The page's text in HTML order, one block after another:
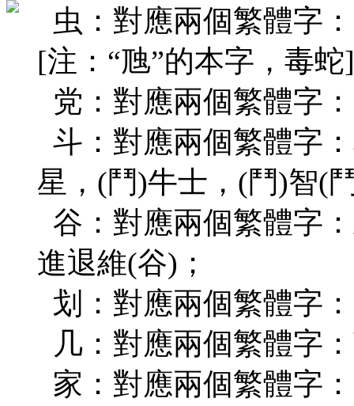
虫：對應兩個繁體字
[注：“虺”的本字，
党：對應兩個繁體字
斗：對應兩個繁體字
星，(鬥)牛士，(鬥)
谷：對應兩個繁體字
進退維(谷)；
划：對應兩個繁體字
几：對應兩個繁體字
家：對應兩個繁體字